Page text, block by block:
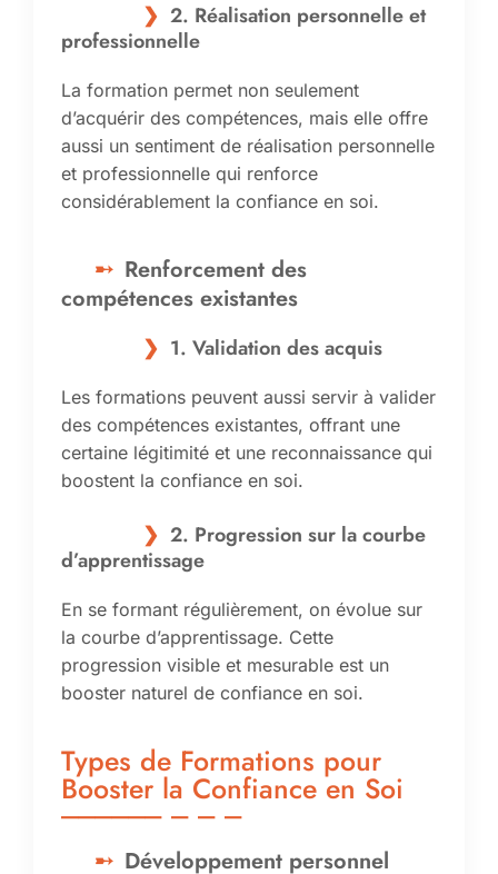
2. Réalisation personnelle et
professionnelle
La formation permet non seulement
d’acquérir des compétences, mais elle offre
aussi un sentiment de réalisation personnelle
et professionnelle qui renforce
considérablement la confiance en soi.
Renforcement des
compétences existantes
1. Validation des acquis
Les formations peuvent aussi servir à valider
des compétences existantes, offrant une
certaine légitimité et une reconnaissance qui
boostent la confiance en soi.
2. Progression sur la courbe
d’apprentissage
En se formant régulièrement, on évolue sur
la courbe d’apprentissage. Cette
progression visible et mesurable est un
booster naturel de confiance en soi.
Types de Formations pour
Booster la Confiance en Soi
Développement personnel